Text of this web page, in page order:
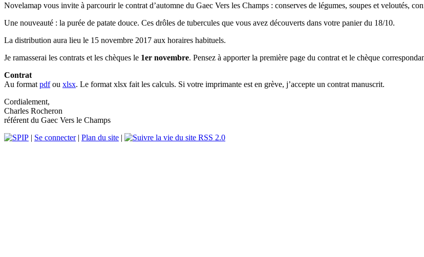
Novelamap vous invite à parcourir le contrat d’automne du Gaec Vers les Champs : conserves de légumes, soupes et veloutés,
Une nouveauté : la purée de patate douce. Ces drôles de tubercules que vous avez découverts dans votre panier du 18/10.
La distribution aura lieu le 15 novembre 2017 aux horaires habituels.
Je ramasserai les contrats et les chèques le 1er novembre. Pensez à apporter la première page du contrat et le chèque
Contrat
Au format pdfou xlsx. Le format xlsx fait les calculs. Si votre imprimante est en grève, j’accepte un contrat manuscrit.
Cordialement,
Charles Rocheron
référent du Gaec Vers le Champs
| Se connecter| Plan du site | RSS 2.0